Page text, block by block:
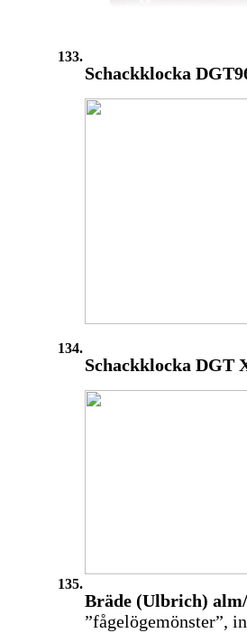
133.
Schackklocka
134.
Schackklocka DGT
135.
Bräde (Ulbrich)
”fågelögemönster”,